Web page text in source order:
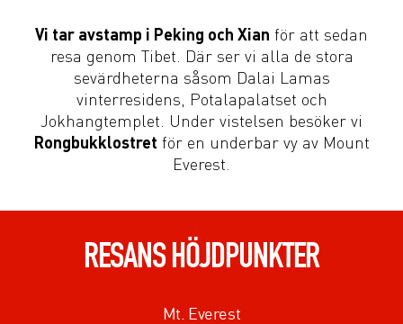
Vi tar avstamp i Peking och Xian för att sedan
resa genom Tibet. Där ser vi alla de stora
sevärdheterna såsom Dalai Lamas
vinterresidens, Potalapalatset och
Jokhangtemplet. Under vistelsen besöker vi
Rongbukklostret för en underbar vy av Mount
Everest.
RESANS HÖJDPUNKTER
Mt. Everest